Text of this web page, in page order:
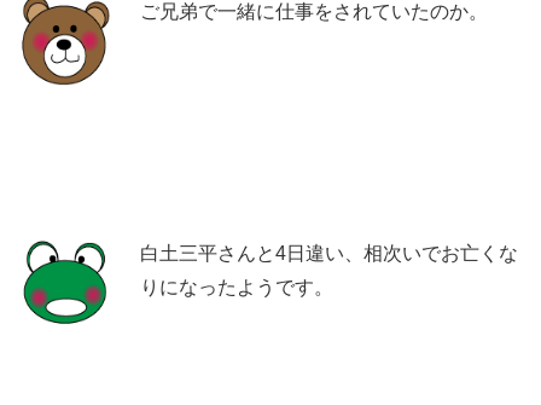
ご兄弟で一緒に仕事をされていたのか。
白土三平さんと4日違い、相次いでお亡くな
りになったようです。